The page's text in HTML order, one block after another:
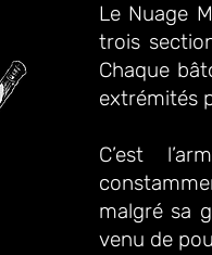
Le Nuage
trois
Chaque
extrémités
C’est
malgré sa
venu de